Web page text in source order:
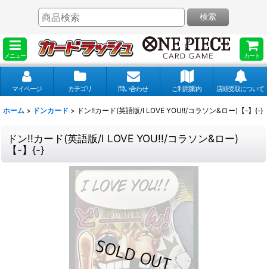
メニュー カート
検索
マイページ カテゴリ 問い合わせ ご利用案内 店頭受取について
ホーム > ドンカード > ドン!!カード(英語版/I LOVE YOU!!/コラソン&ロー)【-】{-}
ドン!!カード(英語版/I LOVE YOU!!/コラソン&ロー)
【-】{-}